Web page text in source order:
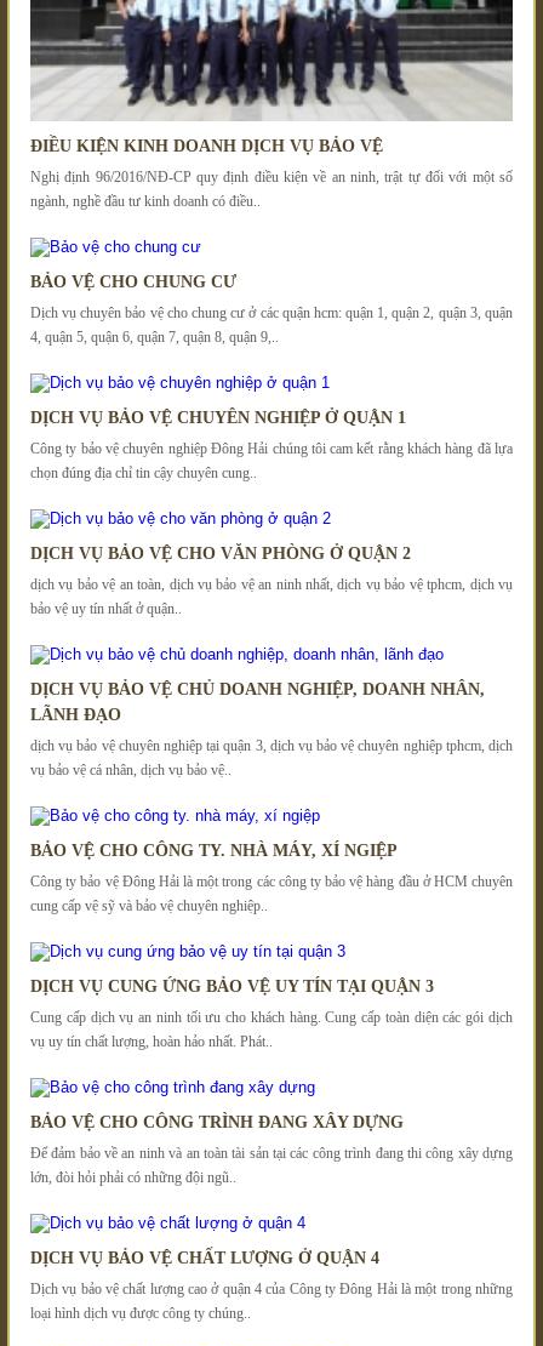
ĐIỀU KIỆN KINH DOANH DỊCH VỤ BẢO VỆ
Nghị định 96/2016/NĐ-CP quy định điều kiện về an ninh, trật tự đối với một số
ngành, nghề đầu tư kinh doanh có điều..
BẢO VỆ CHO CHUNG CƯ
Dịch vụ chuyên bảo vệ cho chung cư ở các quận hcm: quận 1, quận 2, quận 3, quận
4, quận 5, quận 6, quận 7, quận 8, quận 9,..
DỊCH VỤ BẢO VỆ CHUYÊN NGHIỆP Ở QUẬN 1
Công ty bảo vệ chuyên nghiệp Đông Hải chúng tôi cam kết rằng khách hàng đã lựa
chọn đúng địa chỉ tin cậy chuyên cung..
DỊCH VỤ BẢO VỆ CHO VĂN PHÒNG Ở QUẬN 2
dịch vụ bảo vệ an toàn, dịch vụ bảo vệ an ninh nhất, dịch vụ bảo vệ tphcm, dịch vụ
bảo vệ uy tín nhất ở quận..
DỊCH VỤ BẢO VỆ CHỦ DOANH NGHIỆP, DOANH NHÂN,
LÃNH ĐẠO
dịch vụ bảo vệ chuyên nghiệp tại quận 3, dịch vụ bảo vệ chuyên nghiệp tphcm, dịch
vụ bảo vệ cá nhân, dịch vụ bảo vệ..
BẢO VỆ CHO CÔNG TY. NHÀ MÁY, XÍ NGIỆP
Công ty bảo vệ Đông Hải là một trong các công ty bảo vệ hàng đầu ở HCM chuyên
cung cấp vệ sỹ và bảo vệ chuyên nghiệp..
DỊCH VỤ CUNG ỨNG BẢO VỆ UY TÍN TẠI QUẬN 3
Cung cấp dịch vụ an ninh tối ưu cho khách hàng. Cung cấp toàn diện các gói dịch
vụ uy tín chất lượng, hoàn hảo nhất. Phát..
BẢO VỆ CHO CÔNG TRÌNH ĐANG XÂY DỰNG
Để đảm bảo về an ninh và an toàn tài sản tại các công trình đang thi công xây dựng
lớn, đòi hỏi phải có những đội ngũ..
DỊCH VỤ BẢO VỆ CHẤT LƯỢNG Ở QUẬN 4
Dịch vụ bảo vệ chất lượng cao ở quận 4 của Công ty Đông Hải là một trong những
loại hình dịch vụ được công ty chúng..